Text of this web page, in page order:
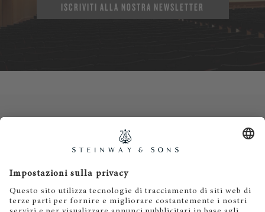
ISCRIVITI ALLA NOSTRA NEWSLETTER
Informativa privacy